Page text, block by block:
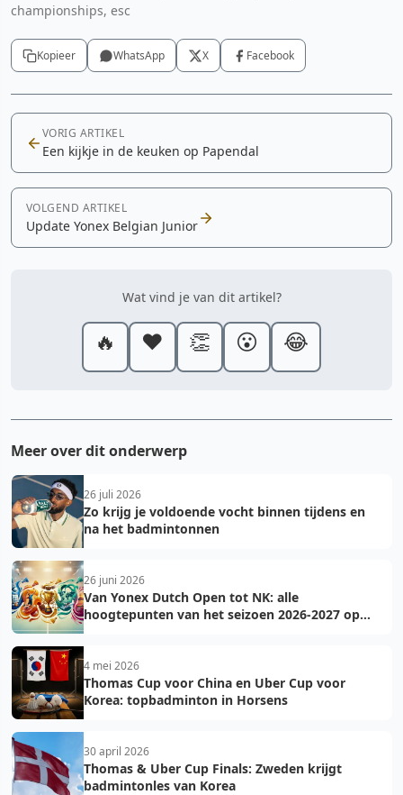
championships, esc
Kopieer WhatsApp X Facebook
VORIG ARTIKEL
Een kijkje in de keuken op Papendal
VOLGEND ARTIKEL
Update Yonex Belgian Junior
Wat vind je van dit artikel?
🔥 ❤️ 👏 😮 😂
Meer over dit onderwerp
26 juli 2026
Zo krijg je voldoende vocht binnen tijdens en
na het badmintonnen
26 juni 2026
Van Yonex Dutch Open tot NK: alle
hoogtepunten van het seizoen 2026-2027 op
4 mei 2026
Thomas Cup voor China en Uber Cup voor
Korea: topbadminton in Horsens
30 april 2026
Thomas & Uber Cup Finals: Zweden krijgt
badmintonles van Korea